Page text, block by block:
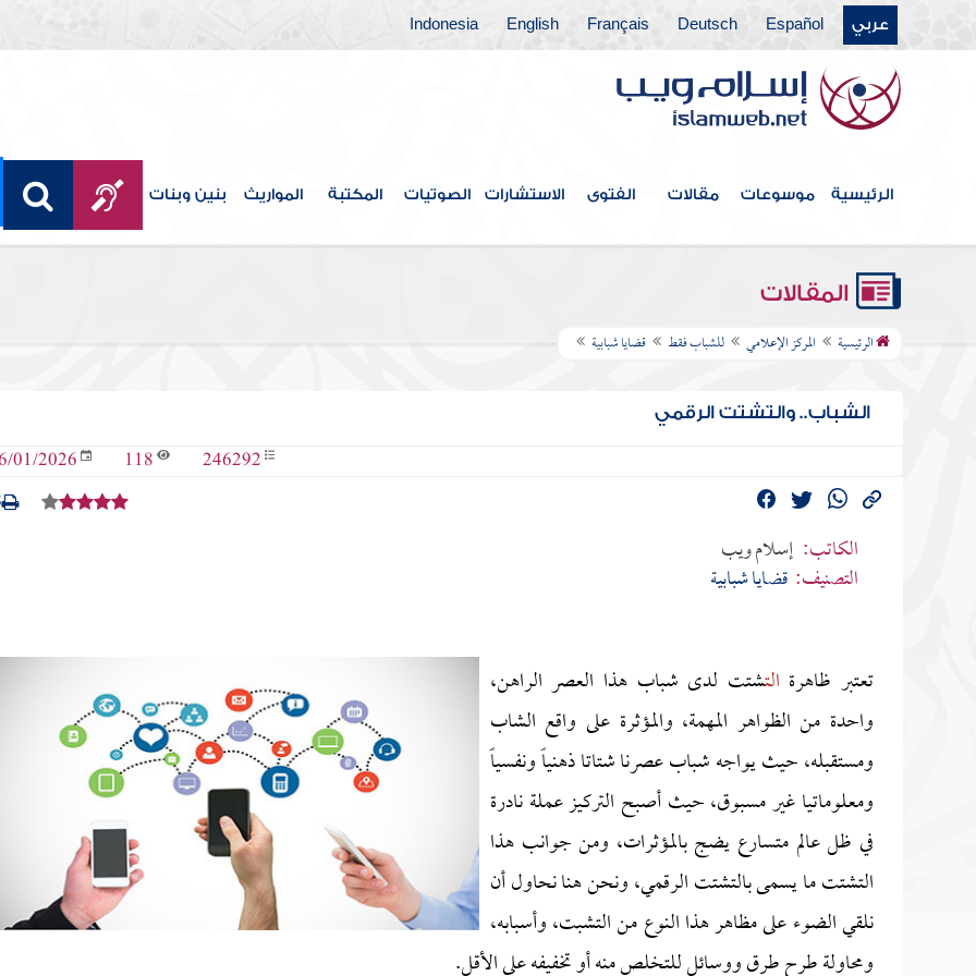
عربي Español
Deutsch
Français
English
Indonesia
الرئيسية موسوعات مقالات الفتوى الاستشارات الصوتيات المكتبة المواريث بنين وبنات
المقالات
الرئيسية المركز الإعلامي للشباب فقط قضايا شبابية
الشباب.. والتشتت الرقمي
246292
118
01/2026
الكاتب: إسلام ويب
التصنيف: قضايا شبابية
تعتبر ظاهرة التشتت لدى شباب هذا العصر الراهن،
واحدة من الظواهر المهمة، والمؤثرة على واقع الشاب
ومستقبله، حيث يواجه شباب عصرنا شتاتا ذهنياً ونفسياً
ومعلوماتيا غير مسبوق، حيث أصبح التركيز عملة نادرة
في ظل عالم متسارع يضج بالمؤثرات، ومن جوانب هذا
التشتت ما يسمى بالتشتت الرقمي، ونحن هنا نحاول أن
نلقي الضوء على مظاهر هذا النوع من التشبت، وأسبابه،
ومحاولة طرح طرق ووسائل للتخلص منه أو تخفيفه على الأقل.